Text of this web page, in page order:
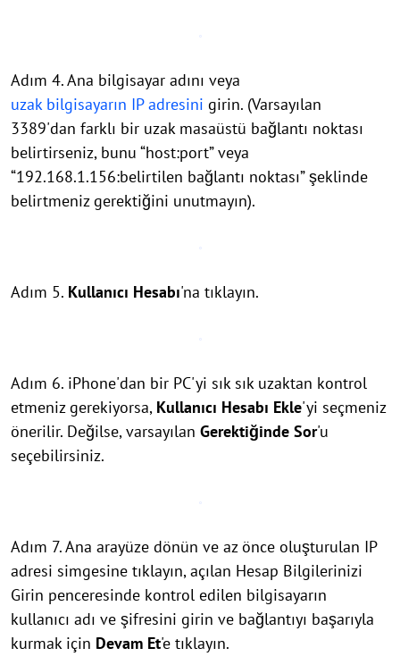
Adım 4. Ana bilgisayar adını veya
uzak bilgisayarın IP adresini girin. (Varsayılan
3389'dan farklı bir uzak masaüstü bağlantı noktası
belirtirseniz, bunu “host:port” veya
“192.168.1.156:belirtilen bağlantı noktası” şeklinde
belirtmeniz gerektiğini unutmayın).
Adım 5. Kullanıcı Hesabı'na tıklayın.
Adım 6. iPhone'dan bir PC'yi sık sık uzaktan kontrol
etmeniz gerekiyorsa, Kullanıcı Hesabı Ekle'yi seçmeniz
önerilir. Değilse, varsayılan Gerektiğinde Sor'u
seçebilirsiniz.
Adım 7. Ana arayüze dönün ve az önce oluşturulan IP
adresi simgesine tıklayın, açılan Hesap Bilgilerinizi
Girin penceresinde kontrol edilen bilgisayarın
kullanıcı adı ve şifresini girin ve bağlantıyı başarıyla
kurmak için Devam Et'e tıklayın.